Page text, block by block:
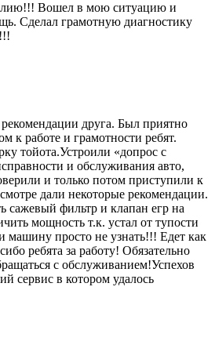
Вошел в мою ситуацию и
Сделал грамотную диагностику
друга. Был приятно
к работе и грамотности ребят.
тойота.Устроили «допрос с
и обслуживания авто,
и только потом приступили к
дали некоторые рекомендации.
сажевый фильтр и клапан егр на
мощность т.к. устал от тупости
машину просто не узнать!!! Едет как
ребята за работу! Обязательно
с обслуживанием!Успехов
сервис в котором удалось